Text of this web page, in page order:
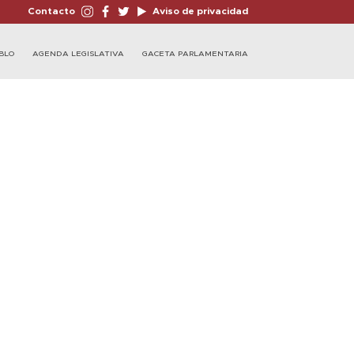
Contacto Aviso de privacidad
AGENDA LEGISLATIVA GACETA PARLAMENTARIA